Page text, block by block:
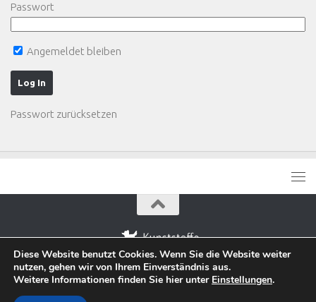
Passwort
Angemeldet bleiben
Passwort zurücksetzen
© 2016 | Kunststoffe in OWL e. V.
Diese Website benutzt Cookies. Wenn Sie die Website weiter
nutzen, gehen wir von Ihrem Einverständnis aus.
Weitere Informationen finden Sie hier unter Einstellungen.